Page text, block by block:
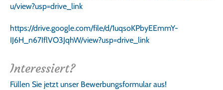
u/view?usp=drive_link
https://drive.google.com/file/d/1uqsoKPbyEEmmY-
IJ6H_n67IflVO3JqhW/view?usp=drive_link
Interessiert?
Füllen Sie jetzt unser Bewerbungsformular aus!